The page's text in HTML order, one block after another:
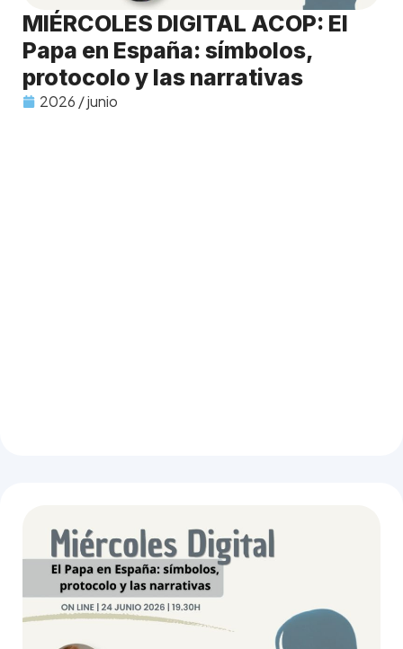
MIÉRCOLES DIGITAL ACOP: El
Papa en España: símbolos,
protocolo y las narrativas
2026 / junio